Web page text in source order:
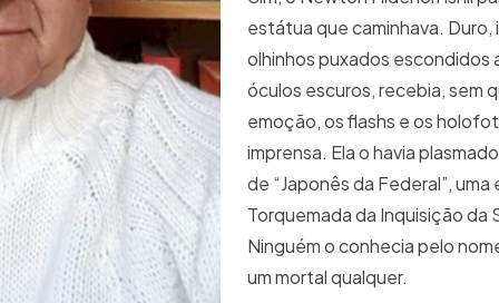
estátua que caminhava. Duro,
olhinhos puxados escondidos
óculos escuros, recebia, sem
emoção, os flashs e os
imprensa. Ela o havia
de “Japonês da Federal”,
Torquemada da Inquisição da
Ninguém o conhecia pelo
um mortal qualquer.